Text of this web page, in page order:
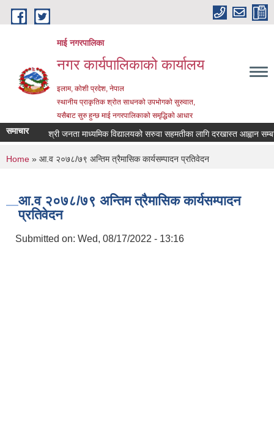
Skip to main content
माई नगरपालिका
नगर कार्यपालिकाको कार्यालय
इलाम, कोशी प्रदेश, नेपाल
स्थानीय प्राकृतिक श्रोत साधनको उपभोगको सुरुवात,
यसैबाट सुरु हुन्छ माई नगरपालिकाको समृद्धिको आधार
समाचार श्री जनता माध्यमिक विद्यालयको सरुवा सहमतीका लागि दरखास्त आह्वान
You are here
Home » आ.व २०७८/७९ अन्तिम त्रैमासिक कार्यसम्पादन प्रतिवेदन
आ.व २०७८/७९ अन्तिम त्रैमासिक कार्यसम्पादन
प्रतिवेदन
Submitted on: Wed, 08/17/2022 - 13:16